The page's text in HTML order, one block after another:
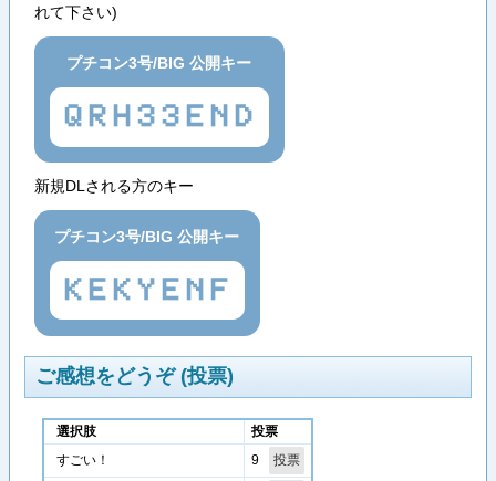
れて下さい)
プチコン3号/BIG 公開キー
QRH33END
新規DLされる方のキー
プチコン3号/BIG 公開キー
KEKYENF
ご感想をどうぞ (投票)
選択肢 投票
すごい！ 9